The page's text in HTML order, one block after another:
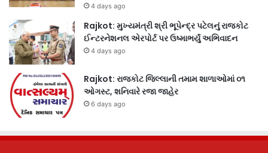
4 days ago
Rajkot: મુખ્યમંત્રી શ્રી ભૂપેન્દ્ર પટેલનું રાજકોટ
ઈન્ટરનેશનલ એરપોર્ટ પર ઉષ્માભર્યું અભિવાદન
4 days ago
Rajkot: રાજકોટ જિલ્લાની તમામ શાળાઓમાં ૦૧
ઓગસ્ટ, શનિવારે રજા જાહેર
6 days ago